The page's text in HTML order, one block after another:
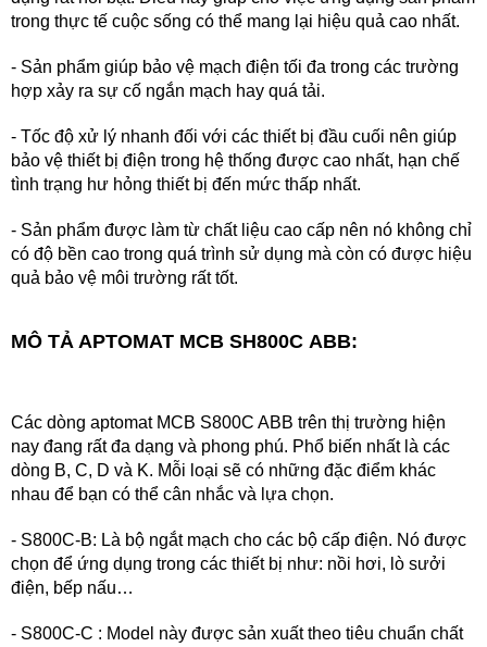
trong thực tế cuộc sống có thể mang lại hiệu quả cao nhất.
- Sản phẩm giúp bảo vệ mạch điện tối đa trong các trường
hợp xảy ra sự cố ngắn mạch hay quá tải.
- Tốc độ xử lý nhanh đối với các thiết bị đầu cuối nên giúp
bảo vệ thiết bị điện trong hệ thống được cao nhất, hạn chế
tình trạng hư hỏng thiết bị đến mức thấp nhất.
- Sản phẩm được làm từ chất liệu cao cấp nên nó không chỉ
có độ bền cao trong quá trình sử dụng mà còn có được hiệu
quả bảo vệ môi trường rất tốt.
MÔ TẢ APTOMAT MCB SH800C ABB:
Các dòng aptomat MCB S800C ABB trên thị trường hiện
nay đang rất đa dạng và phong phú. Phổ biến nhất là các
dòng B, C, D và K. Mỗi loại sẽ có những đặc điểm khác
nhau để bạn có thể cân nhắc và lựa chọn.
- S800C-B: Là bộ ngắt mạch cho các bộ cấp điện. Nó được
chọn để ứng dụng trong các thiết bị như: nồi hơi, lò sưởi
điện, bếp nấu…
- S800C-C : Model này được sản xuất theo tiêu chuẩn chất